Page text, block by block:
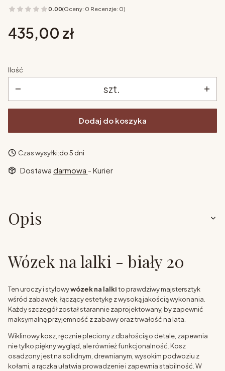
0.00(Oceny: 0 Recenzje: 0)
Cena
435,00 zł
Ilość
szt.
Dodaj do koszyka
Czas wysyłki:do 5 dni
Dostawa darmowa - Kurier
Opis
Wózek na lalki - biały 20
Ten uroczy i stylowywózek na lalkito prawdziwy majstersztyk
wśród zabawek, łączący estetykę z wysoką jakością wykonania.
Każdy szczegół został starannie zaprojektowany, by zapewnić
maksymalną przyjemność z zabawy oraz trwałość na lata.
Wiklinowy kosz, ręcznie pleciony z dbałością o detale, zapewnia
nie tylko piękny wygląd, ale również funkcjonalność. Kosz
osadzony jest na solidnym, drewnianym, wysokim podwoziu z
kołami, a rączka ułatwia prowadzenie i zapewnia stabilność. W